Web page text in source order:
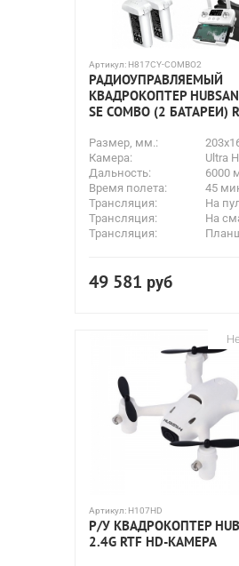
Артикул: H817CY-COMBO2
РАДИОУПРАВЛЯЕМЫЙ
КВАДРОКОПТЕР
SE COMBO (2 БАТАРЕИ)
Размер, мм.:
Камера:
Ultra
Дальность:
6000
Время полета:
45
Трансляция:
На
Трансляция:
На
Трансляция:
49 581 руб
Артикул: H107HD
Р/У КВАДРОКОПТЕР
2.4G RTF HD-КАМЕРА